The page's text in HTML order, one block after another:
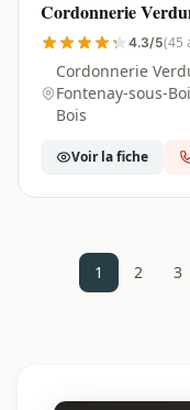
Cordonnerie
4.3/5(45
Cordonnerie
Fontenay-sous-
Bois
Voir la fiche
1 2 3